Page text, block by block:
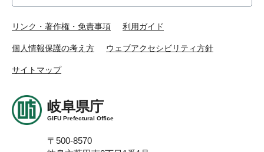
リンク・著作権・免責事項 利用ガイド
個人情報保護の考え方 ウェブアクセシビリティ方針
サイトマップ
岐阜県庁
GIFU Prefectural Office
〒500-8570